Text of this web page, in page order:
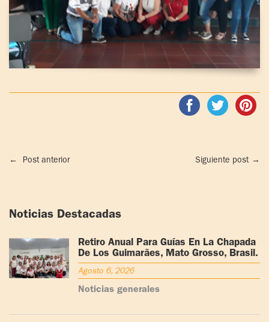
← Post anterior Siguiente post →
Noticias Destacadas
Retiro Anual Para Guías En La Chapada
De Los Guimarães, Mato Grosso, Brasil.
Agosto 6, 2026
Noticias generales